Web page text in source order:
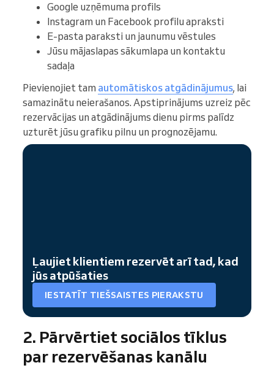
Google uzņēmuma profils
Instagram un Facebook profilu apraksti
E-pasta paraksti un jaunumu vēstules
Jūsu mājaslapas sākumlapa un kontaktu
sadaļa
Pievienojiet tam automātiskos atgādinājumus, lai
samazinātu neierašanos. Apstiprinājums uzreiz pēc
rezervācijas un atgādinājums dienu pirms palīdz
uzturēt jūsu grafiku pilnu un prognozējamu.
Ļaujiet klientiem rezervēt arī tad, kad
jūs atpūšaties
IESTATĪT TIEŠSAISTES PIERAKSTU
2. Pārvērtiet sociālos tīklus
par rezervēšanas kanālu